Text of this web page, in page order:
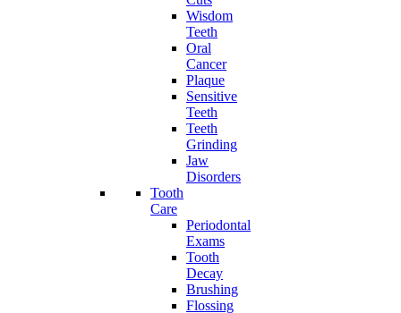
Wisdom
Teeth
Oral
Cancer
Plaque
Sensitive
Teeth
Teeth
Grinding
Jaw
Disorders
Tooth
Care
Periodontal
Exams
Tooth
Decay
Brushing
Flossing